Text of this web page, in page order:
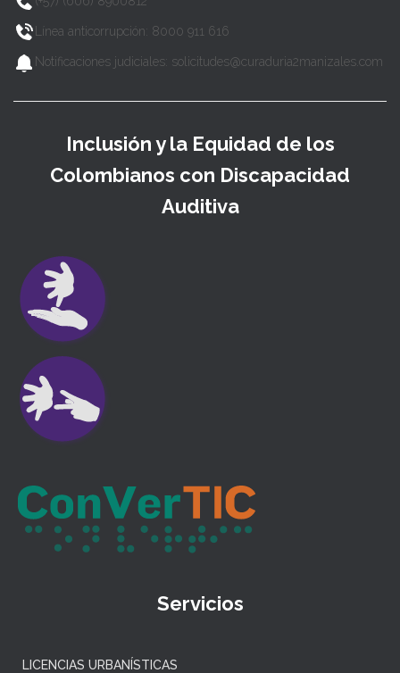
Línea anticorrupción: 8000 911 616
Notificaciones judiciales: solicitudes@curaduria2manizales.com
Inclusión y la Equidad de los
Colombianos con Discapacidad
Auditiva
Servicios
LICENCIAS URBANÍSTICAS